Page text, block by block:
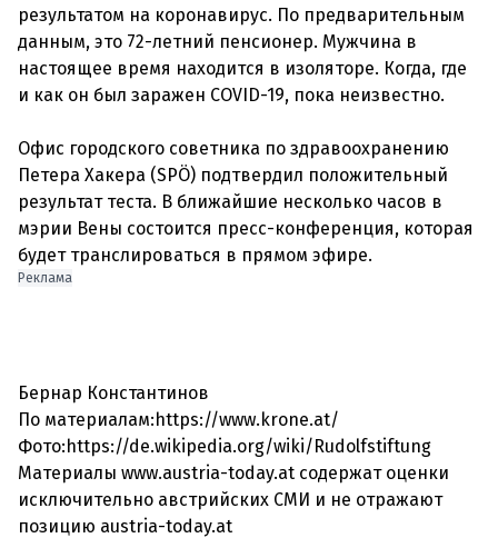
результатом на коронавирус. По предварительным
данным, это 72-летний пенсионер. Мужчина в
настоящее время находится в изоляторе. Когда, где
и как он был заражен COVID-19, пока неизвестно.
Офис городского советника по здравоохранению
Петера Хакера (SPÖ) подтвердил положительный
результат теста. В ближайшие несколько часов в
мэрии Вены состоится пресс-конференция, которая
Реклама
Бернар Константинов
По материалам:https://www.krone.at/
Фото:https://de.wikipedia.org/wiki/Rudolfstiftung
Материалы www.austria-today.at содержат оценки
исключительно австрийских СМИ и не отражают
позицию austria-today.at